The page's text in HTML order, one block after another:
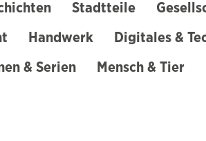
Stadtteile
Handwerk Digitales &
& Serien Mensch & Tier